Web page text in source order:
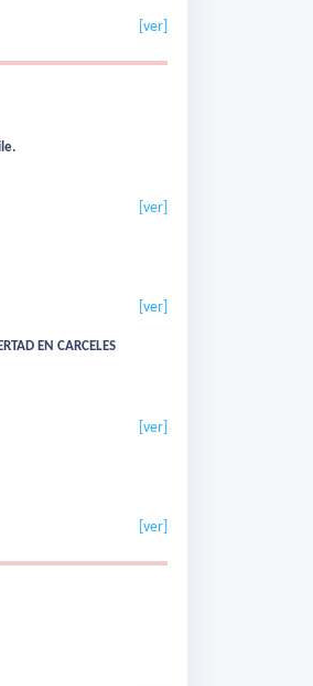
[ver]
[ver]
[ver]
EN CARCELES
[ver]
[ver]